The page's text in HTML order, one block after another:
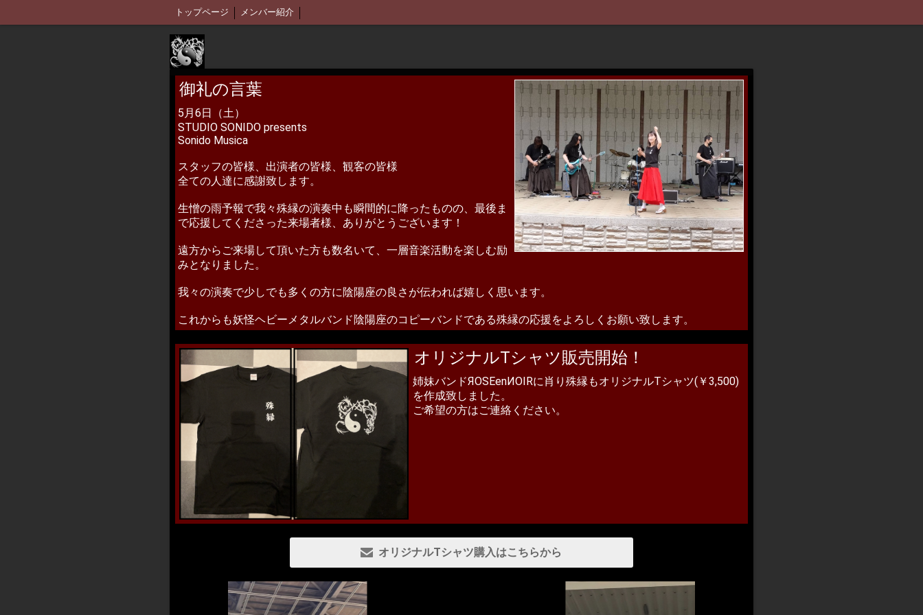
トップページ メンバー紹介
御礼の言葉
5月6日（土）
STUDIO SONIDO presents
Sonido Musica
スタッフの皆様、出演者の皆様、観客の皆様
全ての人達に感謝致します。
生憎の雨予報で我々殊縁の演奏中も瞬間的に降ったものの、最後ま
で応援してくださった来場者様、ありがとうございます！
遠方からご来場して頂いた方も数名いて、一層音楽活動を楽しむ励
みとなりました。
我々の演奏で少しでも多くの方に陰陽座の良さが伝われば嬉しく思います。
これからも妖怪ヘビーメタルバンド陰陽座のコピーバンドである殊縁の応援をよろしくお願い致します。
オリジナルTシャツ販売開始！
姉妹バンドЯOSEenИOIRに肖り殊縁もオリジナルTシャツ(￥3,500)
を作成致しました。
ご希望の方はご連絡ください。
オリジナルTシャツ購入はこちらから